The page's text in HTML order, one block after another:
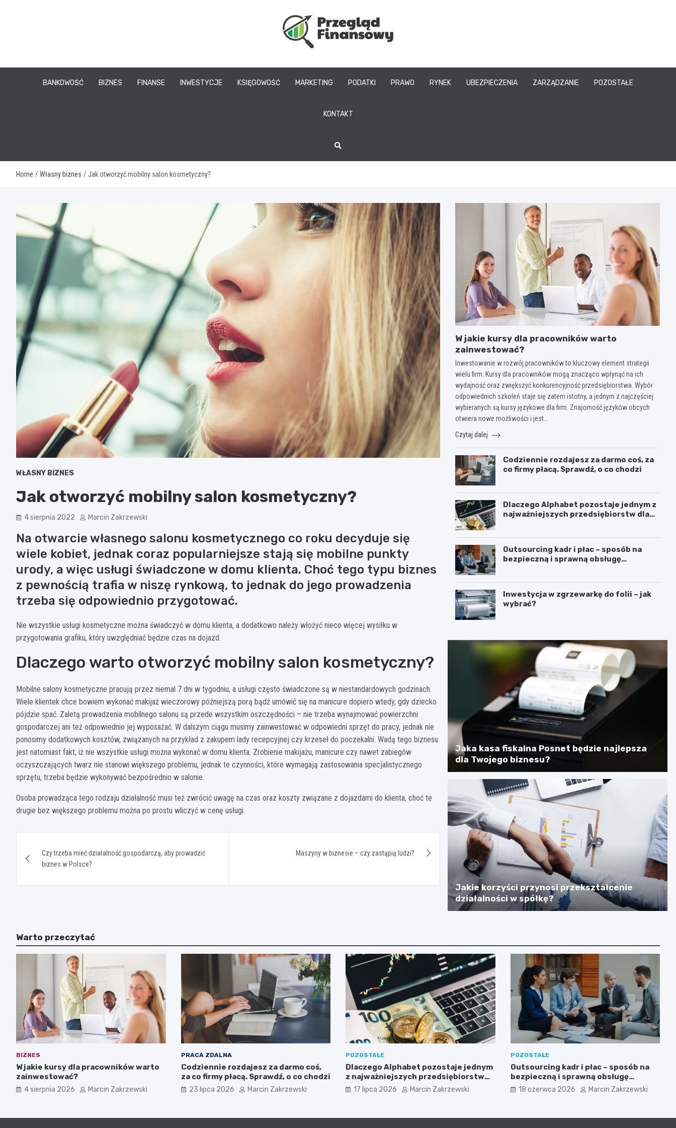
www.przegladfinansowy.pl
BANKOWOŚĆ BIZNES FINANSE INWESTYCJE KSIĘGOWOŚĆ MARKETING PODATKI PRAWO RYNEK UBEZPIECZENIA ZARZĄDZANIE POZOSTAŁE
KONTAKT
Home Własny biznes Jak otworzyć mobilny salon kosmetyczny?
WŁASNY BIZNES
Jak otworzyć mobilny salon kosmetyczny?
4 sierpnia 2022 Marcin Zakrzewski
Na otwarcie własnego salonu kosmetycznego co roku decyduje się
wiele kobiet, jednak coraz popularniejsze stają się mobilne punkty
urody, a więc usługi świadczone w domu klienta. Choć tego typu biznes
z pewnością trafia w niszę rynkową, to jednak do jego prowadzenia
trzeba się odpowiednio przygotować.
Nie wszystkie usługi kosmetyczne można świadczyć w domu klienta, a dodatkowo należy włożyć nieco więcej wysiłku w
przygotowania grafiku, który uwzględniać będzie czas na dojazd.
Dlaczego warto otworzyć mobilny salon kosmetyczny?
Mobilne salony kosmetyczne pracują przez niemal 7 dni w tygodniu, a usługi często świadczone są w niestandardowych godzinach.
Wiele klientek chce bowiem wykonać makijaż wieczorowy późniejszą porą bądź umówić się na manicure dopiero wtedy, gdy dziecko
pójdzie spać. Zaletą prowadzenia mobilnego salonu są przede wszystkim oszczędności – nie trzeba wynajmować powierzchni
gospodarczej ani też odpowiednio jej wyposażać. W dalszym ciągu musimy zainwestować w odpowiedni sprzęt do pracy, jednak nie
ponosimy dodatkowych kosztów, związanych na przykład z zakupem lady recepcyjnej czy krzeseł do poczekalni. Wadą tego biznesu
jest natomiast fakt, iż nie wszystkie usługi można wykonać w domu klienta. Zrobienie makijażu, manicure czy nawet zabiegów
oczyszczających twarz nie stanowi większego problemu, jednak te czynności, które wymagają zastosowania specjalistycznego
sprzętu, trzeba będzie wykonywać bezpośrednio w salonie.
Osoba prowadząca tego rodzaju działalność musi też zwrócić uwagę na czas oraz koszty związane z dojazdami do klienta, choć te
drugie bez większego problemu można po prostu wliczyć w cenę usługi.
wpisu
Czy trzeba mieć działalność gospodarczą, aby prowadzić
biznes w Polsce?
Maszyny w biznesie – czy zastąpią ludzi?
W jakie kursy dla pracowników warto
zainwestować?
Inwestowanie w rozwój pracowników to kluczowy element strategii
wielu firm. Kursy dla pracowników mogą znacząco wpłynąć na ich
wydajność oraz zwiększyć konkurencyjność przedsiębiorstwa. Wybór
odpowiednich szkoleń staje się zatem istotny, a jednym z najczęściej
wybieranych są kursy językowe dla firm. Znajomość języków obcych
otwiera nowe możliwości i jest…
Czytaj dalej
Codziennie rozdajesz za darmo coś, za
co firmy płacą. Sprawdź, o co chodzi
Dlaczego Alphabet pozostaje jednym z
najważniejszych przedsiębiorstw dla
Outsourcing kadr i płac – sposób na
bezpieczną i sprawną obsługę
Inwestycja w zgrzewarkę do folii – jak
wybrać?
Jaka kasa fiskalna Posnet będzie najlepsza
dla Twojego biznesu?
Jakie korzyści przynosi przekształcenie
działalności w spółkę?
Warto przeczytać
BIZNES
W jakie kursy dla pracowników warto
zainwestować?
4 sierpnia 2026 Marcin Zakrzewski
PRACA ZDALNA
Codziennie rozdajesz za darmo coś,
za co firmy płacą. Sprawdź, o co chodzi
23 lipca 2026 Marcin Zakrzewski
POZOSTAŁE
Dlaczego Alphabet pozostaje jednym
z najważniejszych przedsiębiorstw
dla inwestorów zainteresowanych
sektorem nowych technologii?
17 lipca 2026 Marcin Zakrzewski
POZOSTAŁE
Outsourcing kadr i płac – sposób na
bezpieczną i sprawną obsługę
pracowników
18 czerwca 2026 Marcin Zakrzewski